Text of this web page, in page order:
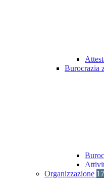
Burocrazia
Organizzazione 17